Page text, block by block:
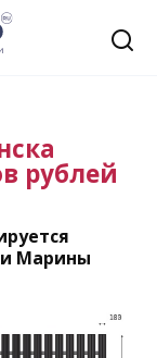
рублей
и Марины